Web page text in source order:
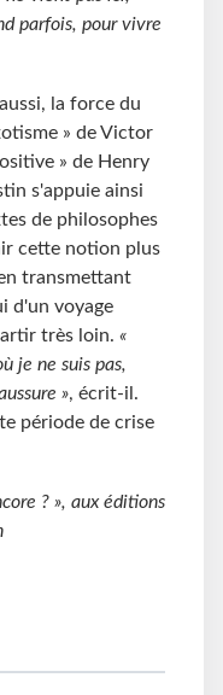
parfois, pour vivre
la force du
» de Victor
» de Henry
s'appuie ainsi
de philosophes
cette notion plus
transmettant
d'un voyage
très loin. «
je ne suis pas,
», écrit-il.
période de crise
? », aux éditions